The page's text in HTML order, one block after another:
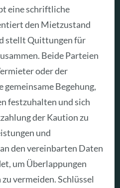
eine schriftliche
den Mietzustand
stellt Quittungen für
Beide Parteien
oder der
Begehung,
festzuhalten und sich
der Kaution zu
und
den vereinbarten Daten
um Überlappungen
vermeiden. Schlüssel